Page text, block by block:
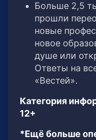
Больше 2,5
прошли
новые
новое
душе или
Ответы на
«Вестей».
Категория
12+
*Ещё больше